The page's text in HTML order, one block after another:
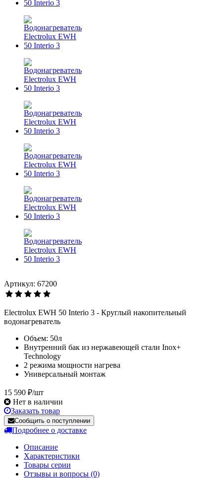
Артикул: 67200
Electrolux EWH 50 Interio 3 - Круглый накопительный
водонагреватель
Объем: 50л
Внутренний бак из нержавеющей стали Inox+
Technology
2 режима мощности нагрева
Универсальный монтаж
15 590 ₽/шт
Нет в наличии
Заказать товар
Сообщить о поступлении
Подробнее о доставке
Описание
Характеристики
Товары серии
Отзывы и вопросы (0)